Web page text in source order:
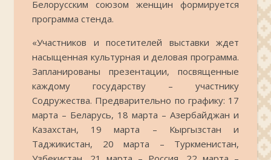
Белорусским союзом женщин формируется
программа стенда.
«Участников и посетителей выставки ждет
насыщенная культурная и деловая программа.
Запланированы презентации, посвященные
каждому государству – участнику
Содружества. Предварительно по графику: 17
марта – Беларусь, 18 марта – Азербайджан и
Казахстан, 19 марта – Кыргызстан и
Таджикистан, 20 марта – Туркменистан,